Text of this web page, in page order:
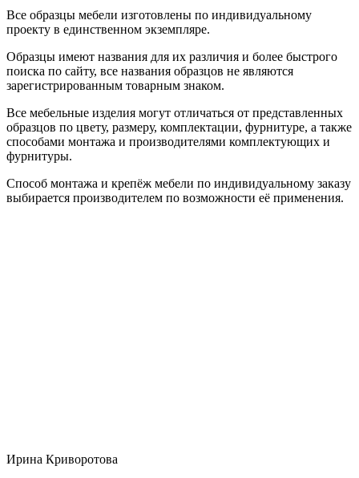
Все образцы мебели изготовлены по индивидуальному
проекту в единственном экземпляре.
Образцы имеют названия для их различия и более быстрого
поиска по сайту, все названия образцов не являются
зарегистрированным товарным знаком.
Все мебельные изделия могут отличаться от представленных
образцов по цвету, размеру, комплектации, фурнитуре, а также
способами монтажа и производителями комплектующих и
фурнитуры.
Способ монтажа и крепёж мебели по индивидуальному заказу
выбирается производителем по возможности её применения.
Ирина Криворотова